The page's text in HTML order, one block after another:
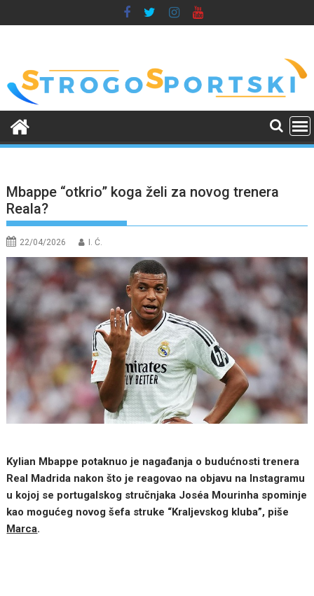
to
Mbappe “otkrio” koga želi za novog trenera
Reala?
22/04/2026 I. Ć.
Kylian Mbappe potaknuo je nagađanja o budućnosti trenera
Real Madrida nakon što je reagovao na objavu na Instagramu
u kojoj se portugalskog stručnjaka Joséa Mourinha spominje
kao mogućeg novog šefa struke “Kraljevskog kluba”, piše
Marca.